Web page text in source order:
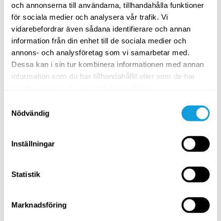
och annonserna till användarna, tillhandahålla funktioner
för sociala medier och analysera vår trafik. Vi
vidarebefordrar även sådana identifierare och annan
information från din enhet till de sociala medier och
annons- och analysföretag som vi samarbetar med.
Dessa kan i sin tur kombinera informationen med annan
information som du har tillhandahållit eller som de har
Nödvändig
Inställningar
Statistik
Marknadsföring
På denna sida hittar du innehåll för dig som
vill lära dig hantera och minska stress och
På denna
Relaterade utmaningar
Välkommen till 7 dagar styrka! Här boostar
Yoga
Varmt